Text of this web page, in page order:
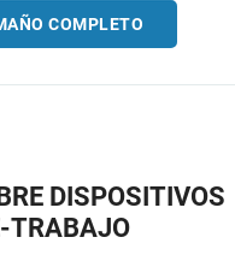
COMPLETO
DISPOSITIVOS
TRABAJO